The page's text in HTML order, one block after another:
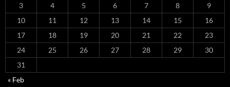
3
4 5 6 7 8
9
10
11 12 13 14 15
16
17
18 19 20 21 22
23
24
25 26 27 28 29
30
31
« Feb